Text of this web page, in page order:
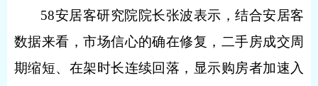
58安居客研究院院长张波表示，结合安居客
数据来看，市场信心的确在修复，二手房成交周
期缩短、在架时长连续回落，显示购房者加速入